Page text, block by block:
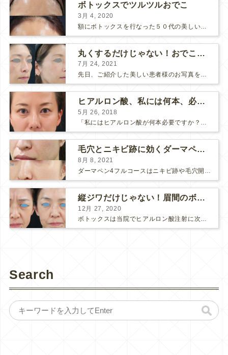
ボトックスでツルツルおでこ
3月 4, 2020
丸くするだけじゃない！おでこのヒアルロン酸注射
7月 24, 2021
先日、ご紹介した美しい患者様のお写真を使わせていただいて、おでこのヒアルロン酸注射について説明します。 （≫ 写真の患者様の経過はこちら『２年間で若返って綺麗になられた患者様』） なぜおでこに...
ヒアルロン酸、私には何本、必要ですか？
5月 26, 2018
「私にはヒアルロン酸が何本必要ですか？」 診察の時によく聞かれますが、なかなか難しい質問です。 どこまでこだわってキレイにしたいかによって 使うヒアルロン酸の量が変わるからです。 前回もご紹介させ...
毛穴とニキビ跡に効くダーマペン４フルコース
8月 8, 2021
ダーマペン4フルコースはニキビ跡や毛穴開きで悩まれている方に自信を持ってお勧めできる美肌治療です。 ↑ ダーマペン4フルコースを4回行いました。 ニキビ跡と毛穴開きが改善して肌のキメが整いまし...
縦ジワだけじゃない！眉間のボトックス注射
12月 27, 2020
ボトックスは当院でヒアルロン酸注射に次いで人気のある治療です。 私自身、美容治療が制限されていた妊娠・授乳中に一番やりたかったのはボトックスで、 「ボトックスが世の中から無くなったら困る！」と...
Search